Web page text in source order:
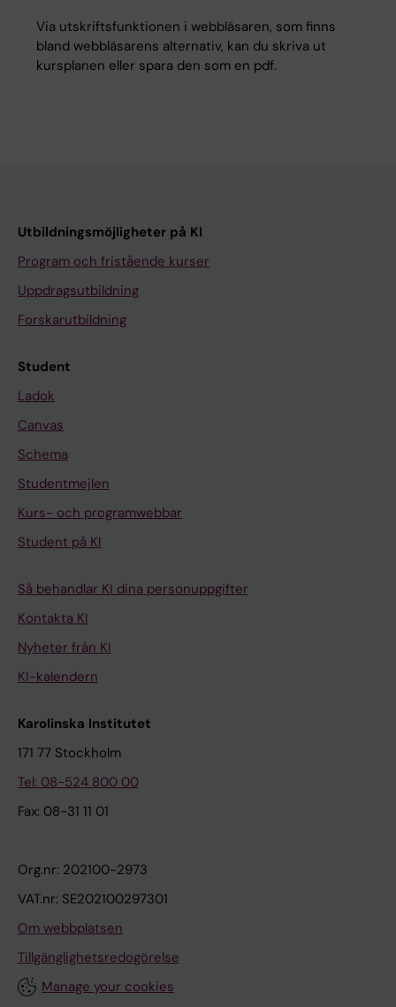
Via utskriftsfunktionen i webbläsaren, som finns
bland webbläsarens alternativ, kan du skriva ut
kursplanen eller spara den som en pdf.
Utbildningsmöjligheter på KI
Program och fristående kurser
Uppdragsutbildning
Forskarutbildning
Student
Ladok
Canvas
Schema
Studentmejlen
Kurs- och programwebbar
Student på KI
Så behandlar KI dina personuppgifter
Kontakta KI
Nyheter från KI
KI-kalendern
Karolinska Institutet
171 77 Stockholm
Tel: 08-524 800 00
Fax: 08-31 11 01
Org.nr: 202100-2973
VAT.nr: SE202100297301
Om webbplatsen
Tillgänglighetsredogörelse
Manage your cookies